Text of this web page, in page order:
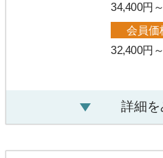
34,400円
会員価
32,400円
詳細を